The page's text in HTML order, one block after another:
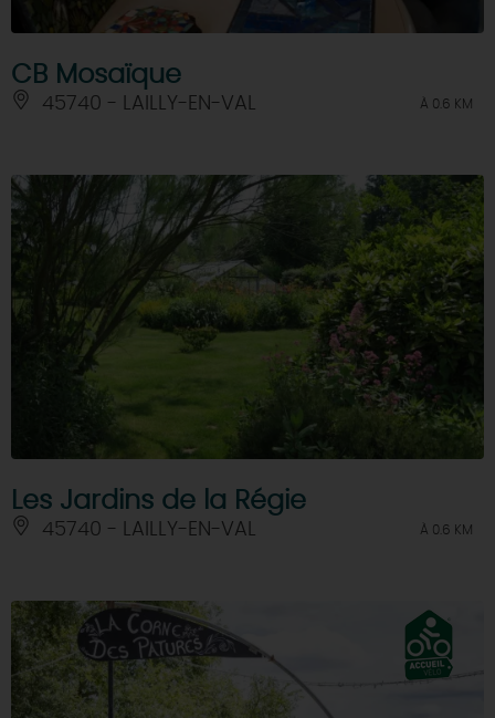
CB Mosaïque
45740 - LAILLY-EN-VAL À 0.6 KM
Les Jardins de la Régie
45740 - LAILLY-EN-VAL À 0.6 KM